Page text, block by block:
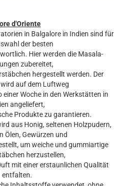
d'Oriente
in Balgalore in Indien sind für
der besten
Hier werden die Masala-
zubereitet,
hergestellt werden. Der
auf dem Luftweg
Woche in den Werkstätten in
angeliefert,
Produkte zu garantieren.
aus Honig, seltenen Holzpudern,
Ölen, Gewürzen und
um weiche und gummiartige
herzustellen,
mit einer erstaunlichen Qualität
entfalten.